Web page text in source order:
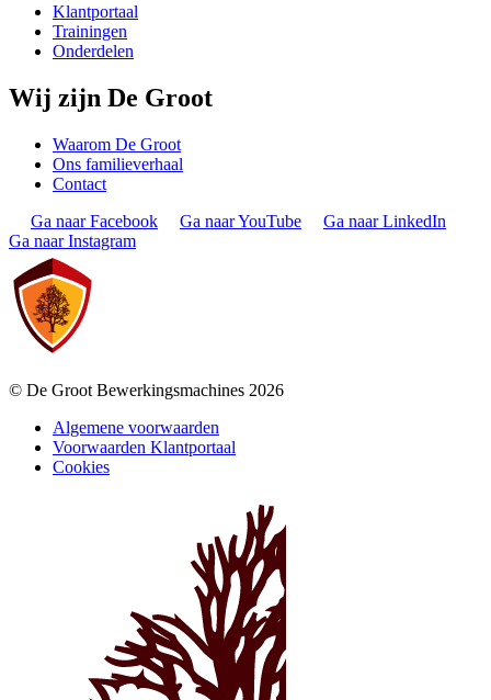
Klantportaal
Trainingen
Onderdelen
Wij zijn De Groot
Waarom De Groot
Ons familieverhaal
Contact
Ga naar Facebook
Ga naar YouTube
Ga naar LinkedIn
Ga naar Instagram
© De Groot Bewerkingsmachines 2026
Algemene voorwaarden
Voorwaarden Klantportaal
Cookies